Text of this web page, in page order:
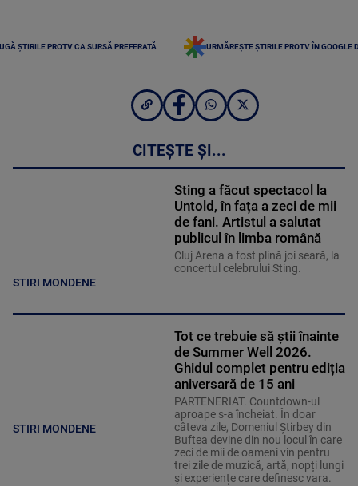
ȘTIRILE PROTV CA SURSĂ PREFERATĂ URMĂREȘTE ȘTIRILE PROTV ÎN GOOGLE
CITEȘTE ȘI...
STIRI MONDENE
Sting a făcut spectacol la
Untold, în fața a zeci de mii
de fani. Artistul a salutat
publicul în limba română
Cluj Arena a fost plină joi seară, la
concertul celebrului Sting.
STIRI MONDENE
Tot ce trebuie să știi înainte
de Summer Well 2026.
Ghidul complet pentru ediția
aniversară de 15 ani
PARTENERIAT. Countdown-ul
aproape s-a încheiat. În doar
câteva zile, Domeniul Știrbey din
Buftea devine din nou locul în care
zeci de mii de oameni vin pentru
trei zile de muzică, artă, nopți lungi
și experiențe care definesc vara.